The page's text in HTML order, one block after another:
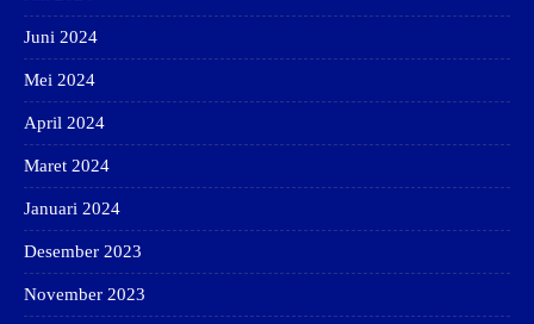
Juni 2024
Mei 2024
April 2024
Maret 2024
Januari 2024
Desember 2023
November 2023